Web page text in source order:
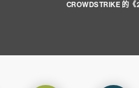
CROWDSTRIKE 的